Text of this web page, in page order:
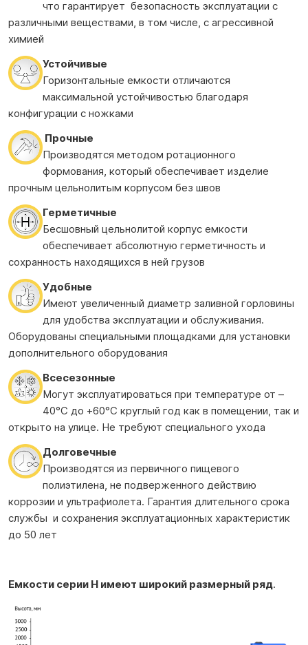
что гарантирует безопасность эксплуатации с
различными веществами, в том числе, с агрессивной
химией
Устойчивые
Горизонтальные емкости отличаются
максимальной устойчивостью благодаря
конфигурации с ножками
Прочные
Производятся методом ротационного
формования, который обеспечивает изделие
прочным цельнолитым корпусом без швов
Герметичные
Бесшовный цельнолитой корпус емкости
обеспечивает абсолютную герметичность и
сохранность находящихся в ней грузов
Удобные
Имеют увеличенный диаметр заливной горловины
для удобства эксплуатации и обслуживания.
Оборудованы специальными площадками для установки
дополнительного оборудования
Всесезонные
Могут эксплуатироваться при температуре от –
40°С до +60°С круглый год как в помещении, так и
открыто на улице. Не требуют специального ухода
Долговечные
Производятся из первичного пищевого
полиэтилена, не подверженного действию
коррозии и ультрафиолета. Гарантия длительного срока
службы и сохранения эксплуатационных характеристик
до 50 лет
Емкости серии H имеют широкий размерный ряд.